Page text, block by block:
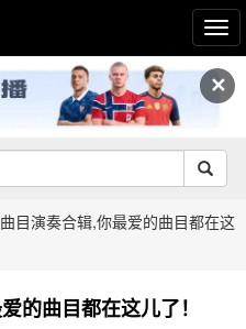
✕
目演奏合辑,你最爱的曲目都在这
的曲目都在这儿了！